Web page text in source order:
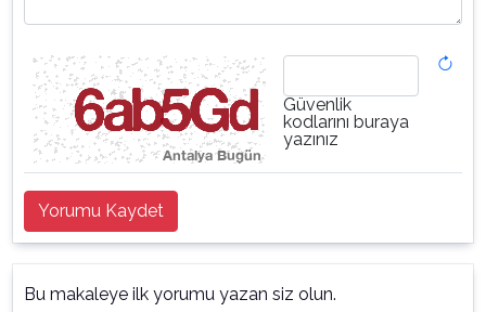
Güvenlik
kodlarını buraya
yazınız
Yorumu Kaydet
Bu makaleye ilk yorumu yazan siz olun.